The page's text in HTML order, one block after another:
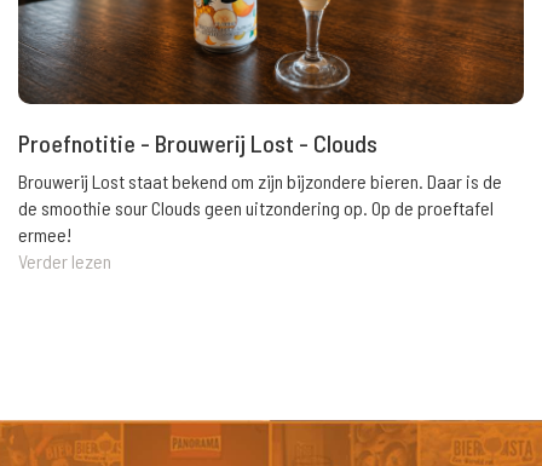
Proefnotitie - Brouwerij Lost - Clouds
Brouwerij Lost staat bekend om zijn bijzondere bieren. Daar is de
de smoothie sour Clouds geen uitzondering op. Op de proeftafel
ermee!
Verder lezen